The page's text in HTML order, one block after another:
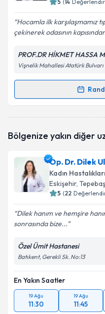
5 (14
Hocamla ilk karşılaşmamız
çekinerek odasının
PROF.DR HİKMET HASSA
Vişnelik Mahallesi Atatürk
Randevu Takvimi
oluşturun. Size bu
E-posta Adresiniz
Kişisel verilerimin
Metni'ni okudum
Bölgenize yakın diğer
Op. Dr. Dilek
Kadın
Eskişehir,
5 (22
Dilek hanım ve hemşire
sonrasında bize...
Özel Ümit Hastanesi
Batıkent, Gerekli Sk. No:13
En Yakın Saatler
19 Ağu
11:30
19 Ağu
11:45